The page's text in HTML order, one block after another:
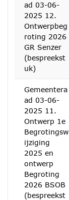
ad 03-06-
2025 12.
Ontwerpbeg
roting 2026
GR Senzer
(bespreekst
uk)
Gemeentera
ad 03-06-
2025 11.
Ontwerp 1e
Begrotingsw
ijziging
2025 en
ontwerp
Begroting
2026 BSOB
(bespreekst